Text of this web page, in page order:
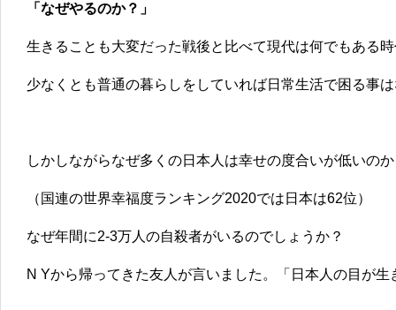
「なぜやるのか？」
生きることも大変だった戦後と比べて現代は何でもある
少なくとも普通の暮らしをしていれば日常生活で困る事
しかしながらなぜ多くの日本人は幸せの度合いが低いの
（国連の世界幸福度ランキング2020では日本は62位）
なぜ年間に2-3万人の自殺者がいるのでしょうか？
N Yから帰ってきた友人が言いました。「日本人の目が生